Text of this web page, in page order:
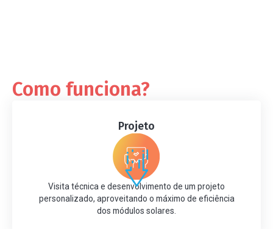
Como funciona?
Projeto
Visita técnica e desenvolvimento de um projeto
personalizado, aproveitando o máximo de eficiência
dos módulos solares.